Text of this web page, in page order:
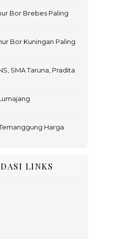
Bor Brebes Paling
Bor Kuningan Paling
SMA Taruna, Pradita
Harga
LINKS